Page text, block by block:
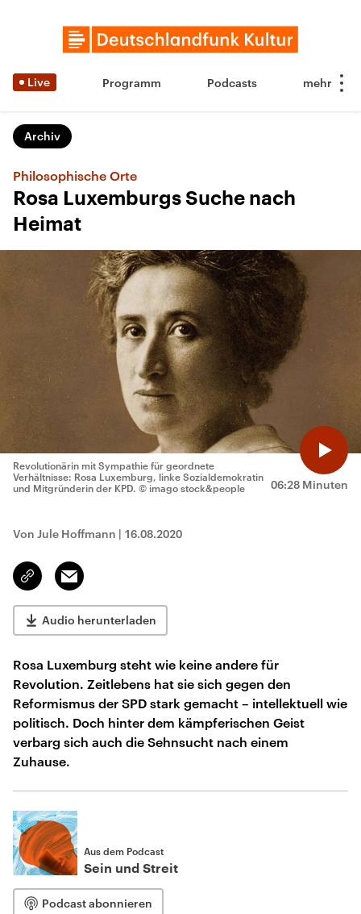
Live Programm Podcasts
Archiv
Philosophische Orte
Rosa Luxemburgs Suche nach
Heimat
06:28 Minuten
Revolutionärin mit Sympathie für geordnete
Verhältnisse: Rosa Luxemburg, linke Sozialdemokratin
und Mitgründerin der KPD. © imago stock&people
Von Jule Hoffmann | 16.08.2020
Link
kopieren/teilen
Email
Audio herunterladen
Rosa Luxemburg steht wie keine andere für
Revolution. Zeitlebens hat sie sich gegen den
Reformismus der SPD stark gemacht – intellektuell wie
politisch. Doch hinter dem kämpferischen Geist
verbarg sich auch die Sehnsucht nach einem
Zuhause.
Aus dem Podcast
Sein und Streit
Podcast abonnieren